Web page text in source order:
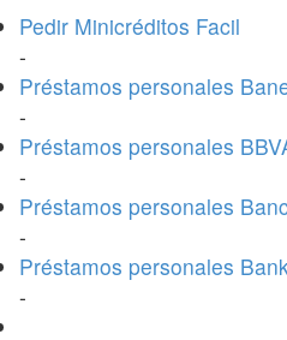
Pedir Minicréditos Facil
-
Préstamos personales
-
Préstamos personales
-
Préstamos personales
-
Préstamos personales
-